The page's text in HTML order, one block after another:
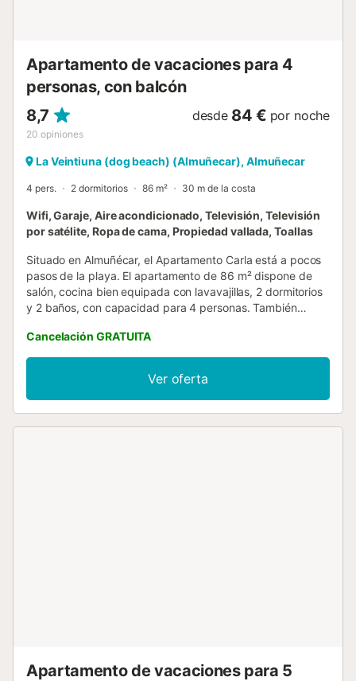
Apartamento de vacaciones para 4
personas, con balcón
8,7
20 opiniones
desde 84 € por noche
La Veintiuna (dog beach) (Almuñecar), Almuñecar
4 pers. 2 dormitorios 86 m² 30 m de la costa
Wifi, Garaje, Aire acondicionado, Televisión, Televisión
por satélite, Ropa de cama, Propiedad vallada, Toallas
Situado en Almuñécar, el Apartamento Carla está a pocos
pasos de la playa. El apartamento de 86 m² dispone de
salón, cocina bien equipada con lavavajillas, 2 dormitorios
y 2 baños, con capacidad para 4 personas. También
acondicionado, TV por satélite, reproductor de DVD,
lavadora y secadora. Se admiten niños y, bajo petición,
podéis disponer de cuna y trona. La zona exterior privada
incluye un balcón, y hay una zona compartida con
muebles de jardín. El apartamento está cerca de Puerto
Cancelación GRATUITA
Ver oferta
Apartamento de vacaciones para 5